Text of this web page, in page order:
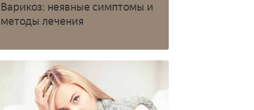
Варикоз: неявные симптомы и
методы лечения